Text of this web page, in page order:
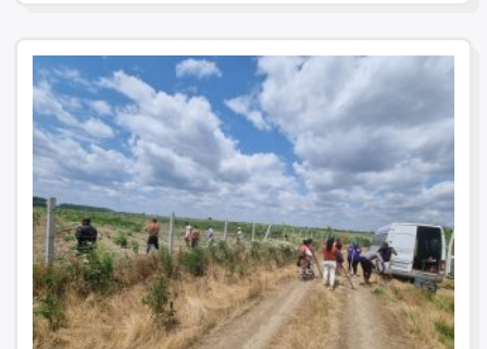
de protecție la nivel de fermă (adică fâșii plantate cu
arbori/arbuști care […]